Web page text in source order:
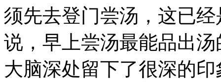
须先去登门尝汤，这已
说，早上尝汤最能品出
大脑深处留下了很深的